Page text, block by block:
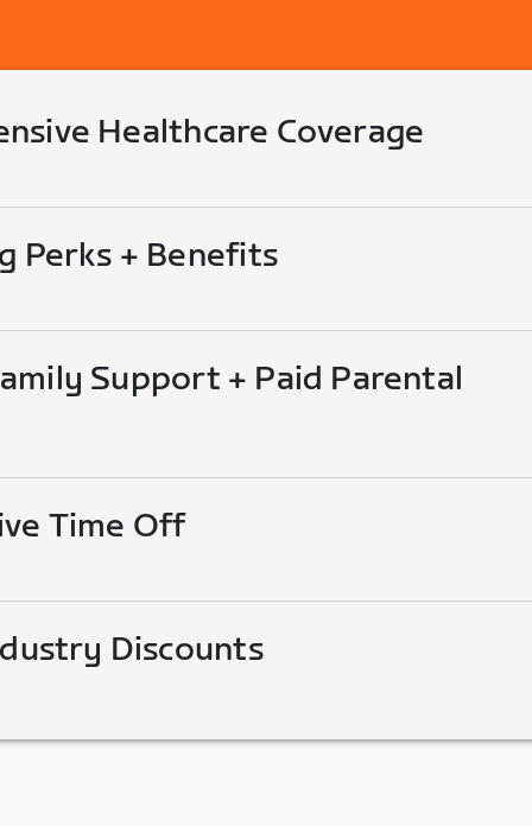
Healthcare Coverage
Perks + Benefits
Support + Paid Parental
Time Off
Discounts